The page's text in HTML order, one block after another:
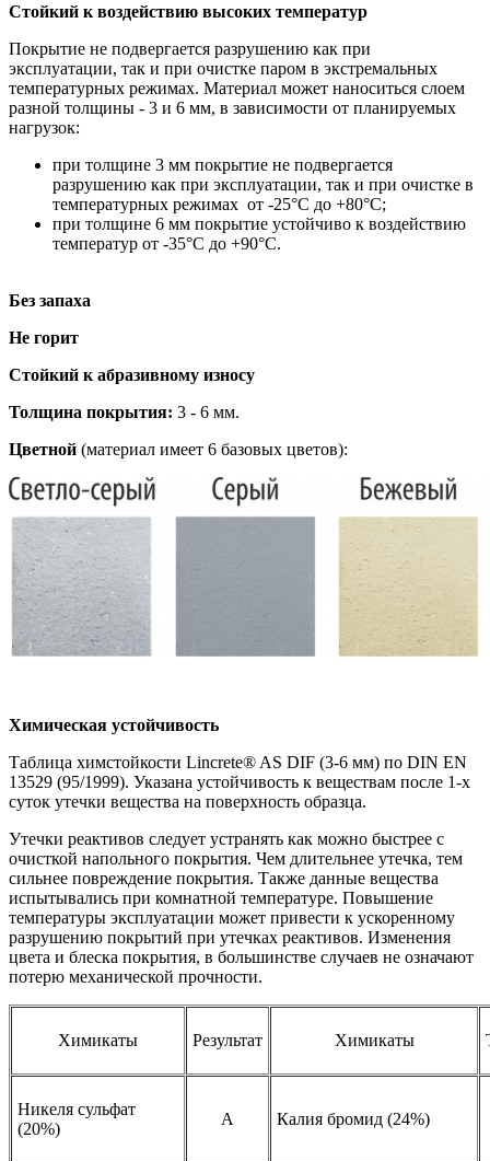
Стойкий к воздействию высоких температур
Покрытие не подвергается разрушению как при
эксплуатации, так и при очистке паром в экстремальных
температурных режимах. Материал может наноситься слоем
разной толщины - 3 и 6 мм, в зависимости от планируемых
нагрузок:
при толщине 3 мм покрытие не подвергается
разрушению как при эксплуатации, так и при очистке в
температурных режимах от -25°С до +80°С;
при толщине 6 мм покрытие устойчиво к воздействию
температур от -35°С до +90°С.
Без запаха
Не горит
Стойкий к абразивному износу
Толщина покрытия: 3 - 6 мм.
Цветной (материал имеет 6 базовых цветов):
Химическая устойчивость
Таблица химстойкости Lincrete® AS DIF (3-6 мм) по DIN EN
13529 (95/1999). Указана устойчивость к веществам после 1-х
суток утечки вещества на поверхность образца.
Утечки реактивов следует устранять как можно быстрее с
очисткой напольного покрытия. Чем длительнее утечка, тем
сильнее повреждение покрытия. Также данные вещества
испытывались при комнатной температуре. Повышение
температуры эксплуатации может привести к ускоренному
разрушению покрытий при утечках реактивов. Изменения
цвета и блеска покрытия, в большинстве случаев не означают
потерю механической прочности.
Химикаты Результат Химикаты
Никеля сульфат
(20%)
А Калия бромид (24%)